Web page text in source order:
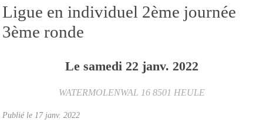
Ligue en individuel 2ème journée
3ème ronde
Le samedi 22 janv. 2022
WATERMOLENWAL 16 8501 HEULE
Publié le 17 janv. 2022